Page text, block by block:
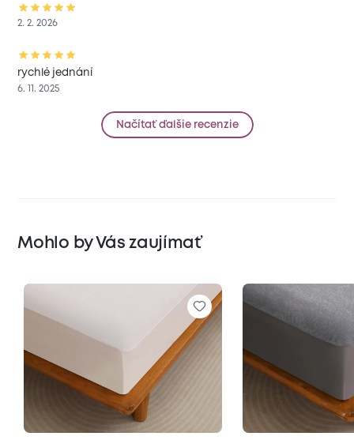
2. 2. 2026
rychlé jednání
6. 11. 2025
Načítať ďalšie recenzie
Mohlo by Vás zaujímať